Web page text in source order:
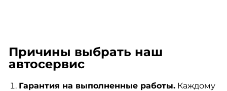
Причины выбрать наш
автосервис
Гарантия на выполненные работы.Каждому